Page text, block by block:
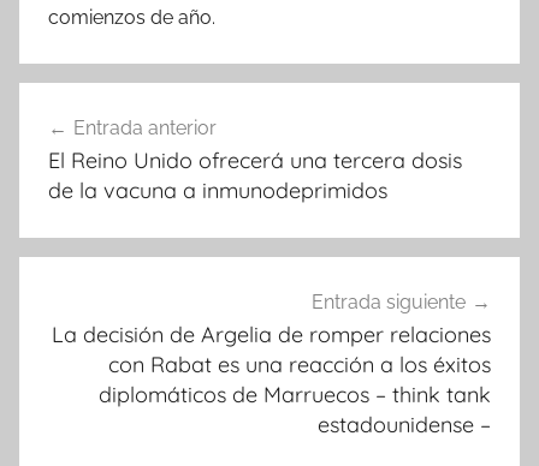
comienzos de año.
de
entradas
Entrada anterior
El Reino Unido ofrecerá una tercera dosis
de la vacuna a inmunodeprimidos
Entrada siguiente
La decisión de Argelia de romper relaciones
con Rabat es una reacción a los éxitos
diplomáticos de Marruecos – think tank
estadounidense –